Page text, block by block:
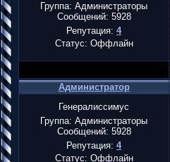
Группа: Администраторы
Сообщений: 5928
Репутация: 4
Статус: Оффлайн
Администратор
Генералиссимус
Группа: Администраторы
Сообщений: 5928
Репутация: 4
Статус: Оффлайн